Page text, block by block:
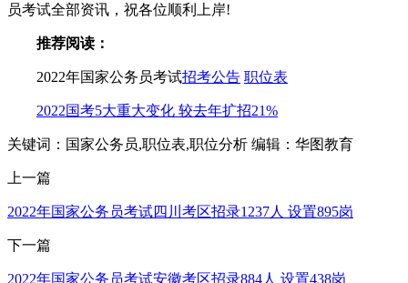
员考试全部资讯，祝各位顺利上岸!
推荐阅读：
2022年国家公务员考试招考公告 职位表
2022国考5大重大变化 较去年扩招21%
关键词：国家公务员,职位表,职位分析 编辑：华图教育
上一篇
2022年国家公务员考试四川考区招录1237人 设置895岗
下一篇
2022年国家公务员考试安徽考区招录884人 设置438岗